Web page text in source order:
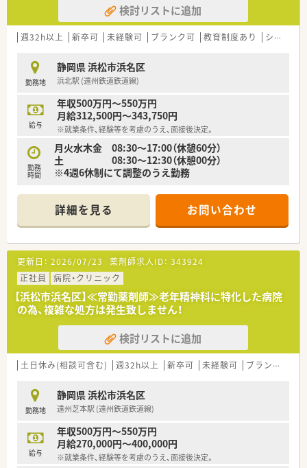
検討リストに追加
週32h以上 新卒可 未経験可 ブランク可 教育制度あり シフト制
勤務地
静岡県 浜松市浜名区
浜北駅 (遠州鉄道鉄道線)
給与
年収500万円～550万円
月給312,500円～343,750円
※就業条件、経験等を考慮のうえ、面接後決定。
勤務
時間
月火水木金 08:30～17:00（休憩60分）
土 08:30～12:30（休憩00分）
※4週6休制にて調整のうえ勤務
詳細を見る お問い合わせ
更新日： 2026/07/23 薬剤師求人ID： 343924
正社員
病院・クリニック
【浜松市浜名区】≪常勤薬剤師≫老年精神科に特化した病院
の為、複雑な処方は発生致しません！
検討リストに追加
土日休み(相談可含む) 週32h以上 新卒可 未経験可 ブランク可
勤務地
静岡県 浜松市浜名区
遠州芝本駅 (遠州鉄道鉄道線)
給与
年収500万円～550万円
月給270,000円～400,000円
※就業条件、経験等を考慮のうえ、面接後決定。